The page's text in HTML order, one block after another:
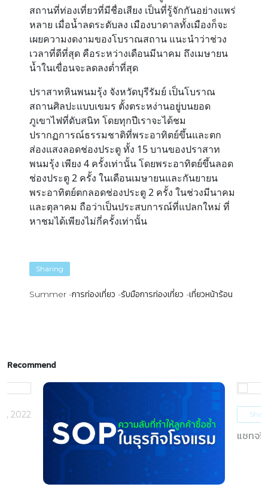
สถานที่ท่องเที่ยวที่มีชื่อเสียง เป็นที่รู้จักกันอย่างแพร่
หลาย เมื่อน้ำลดระดับลง เมืองบาดาลทั้งเมืองก็จะ
เผยความงดงามของโบราณสถาน แนะนำว่าช่วง
เวลาที่ดีที่สุด คือระหว่างเดือนมีนาคม ถึงเมษายน
น้ำในเขื่อนจะลดลงต่ำที่สุด
ปราสาทหินพนมรุ้ง จังหวัดบุรีรัมย์ เป็นโบราณ
สถานศิลปะแบบเขมร ตั้งตระหง่านอยู่บนยอด
ภูเขาไฟที่ดับสนิท โดยทุกปีเราจะได้ชม
ปรากฏการณ์ธรรมชาติที่พระอาทิตย์ขึ้นและตก
ส่องแสงลอดช่องประตู ทั้ง 15 บานของปราสาท
พนมรุ้ง เพียง 4 ครั้งเท่านั้น โดยพระอาทิตย์ขึ้นลอด
ช่องประตู 2 ครั้ง ในเดือนเมษายนและกันยายน
พระอาทิตย์ตกลอดช่องประตู 2 ครั้ง ในช่วงมีนาคม
และตุลาคม ถือว่าเป็นประสบการณ์ที่แปลกใหม่ ที่
หาชมได้เพียงไม่กี่ครั้งเท่านั้น
Sharing
Summer การท่องเที่ยว รับมือการท่องเที่ยว เที่ยวหน้าร้อน
Recommend
2022
แชทจริ